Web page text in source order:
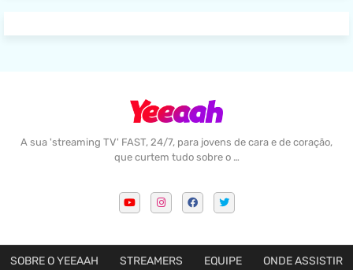
A sua 'streaming TV' FAST, 24/7, para jovens de cara e de coração,
que curtem tudo sobre o …
SOBRE O YEEAAH STREAMERS EQUIPE ONDE ASSISTIR